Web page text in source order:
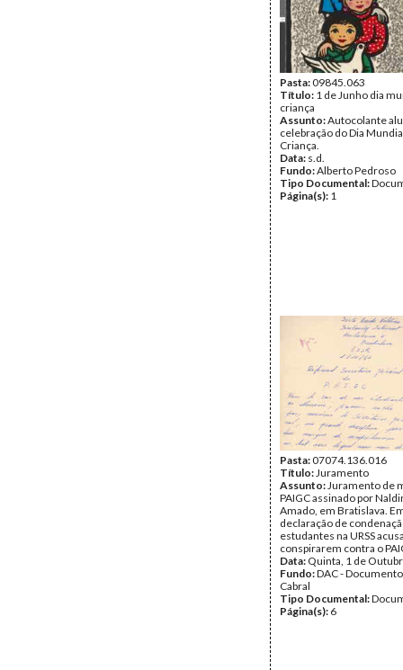
Pasta:09845.063
Título: 1 de Junho dia
criança
Assunto:Autocolante
celebração do Dia
Criança.
Data: s.d.
Fundo:Alberto Pedroso
Tipo Documental:
Página(s): 1
Pasta:07074.136.016
Título:Juramento
Assunto:Juramento de
PAIGC assinado por
Amado, em Bratislava.
declaração de
estudantes na URSS
conspirarem contra o
Data: Quinta, 1 de
Fundo:DAC -
Cabral
Tipo Documental:
Página(s): 6